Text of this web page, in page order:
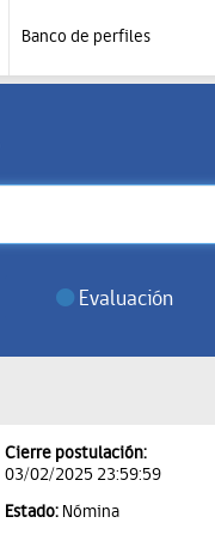
Banco de perfiles
Evaluación
Cierre postulación:
03/02/2025 23:59:59
Estado: Nómina